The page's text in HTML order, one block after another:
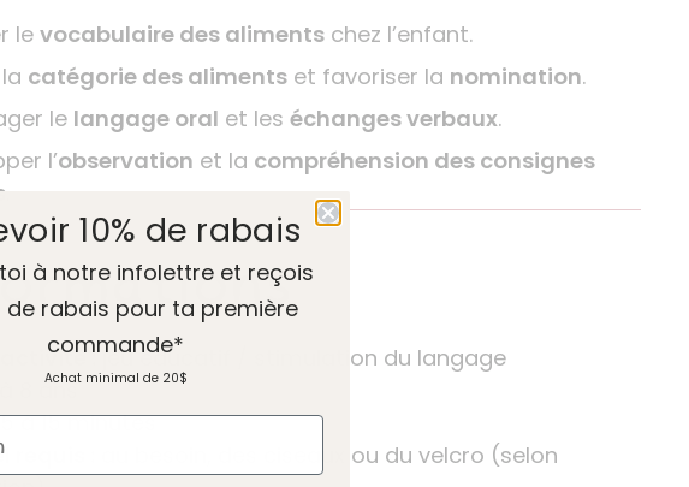
levocabulaire des aliments chez l’enfant.
catégorie des aliments et favoriser la nomination.
le langage oral et les échanges verbaux.
l’observation et la compréhension des consignes
:jeu éducatif / stimulation du langage
à 8 ans
à 15 minutes
requis :
au besoin, des ciseaux ou du velcro (selon
10% de rabais
à notre infolettre et reçois
de rabais pour ta première
commande*
Achat minimal de 20$